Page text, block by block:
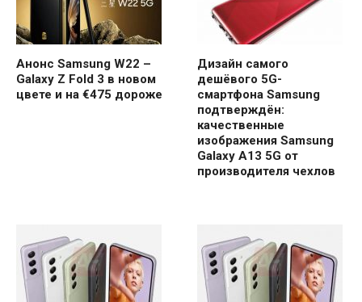
Анонс Samsung W22 –
Galaxy Z Fold 3 в новом
цвете и на €475 дороже
Дизайн самого
дешёвого 5G-
смартфона Samsung
подтверждён:
качественные
изображения Samsung
Galaxy A13 5G от
производителя чехлов